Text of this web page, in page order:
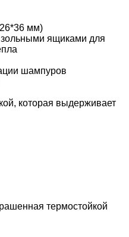
мм)
ящиками для
шампуров
которая выдерживает
термостойкой